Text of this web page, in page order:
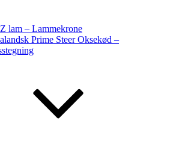
lam – Lammekrone
Prime Steer Oksekød –